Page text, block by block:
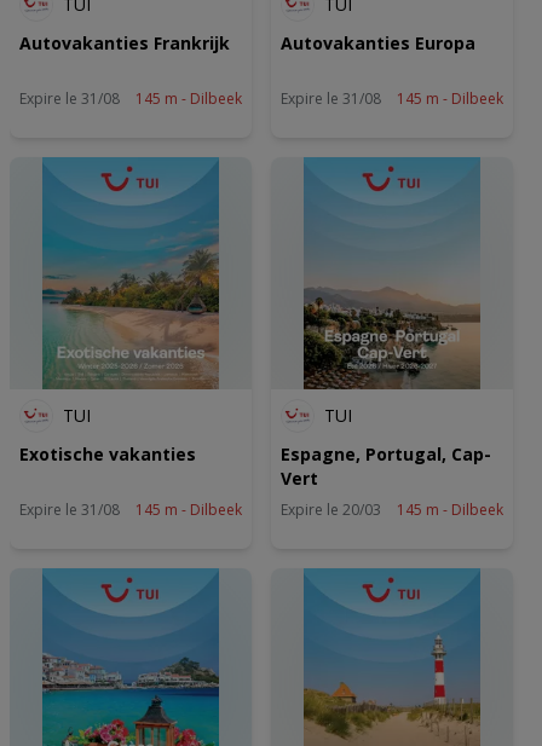
Autovakanties Frankrijk
Expire le 31/08 145 m - Dilbeek
Autovakanties Europa
Expire le 31/08 145 m - Dilbeek
TUI
Exotische vakanties
Expire le 31/08 145 m - Dilbeek
TUI
Espagne, Portugal, Cap-
Vert
Expire le 20/03 145 m - Dilbeek